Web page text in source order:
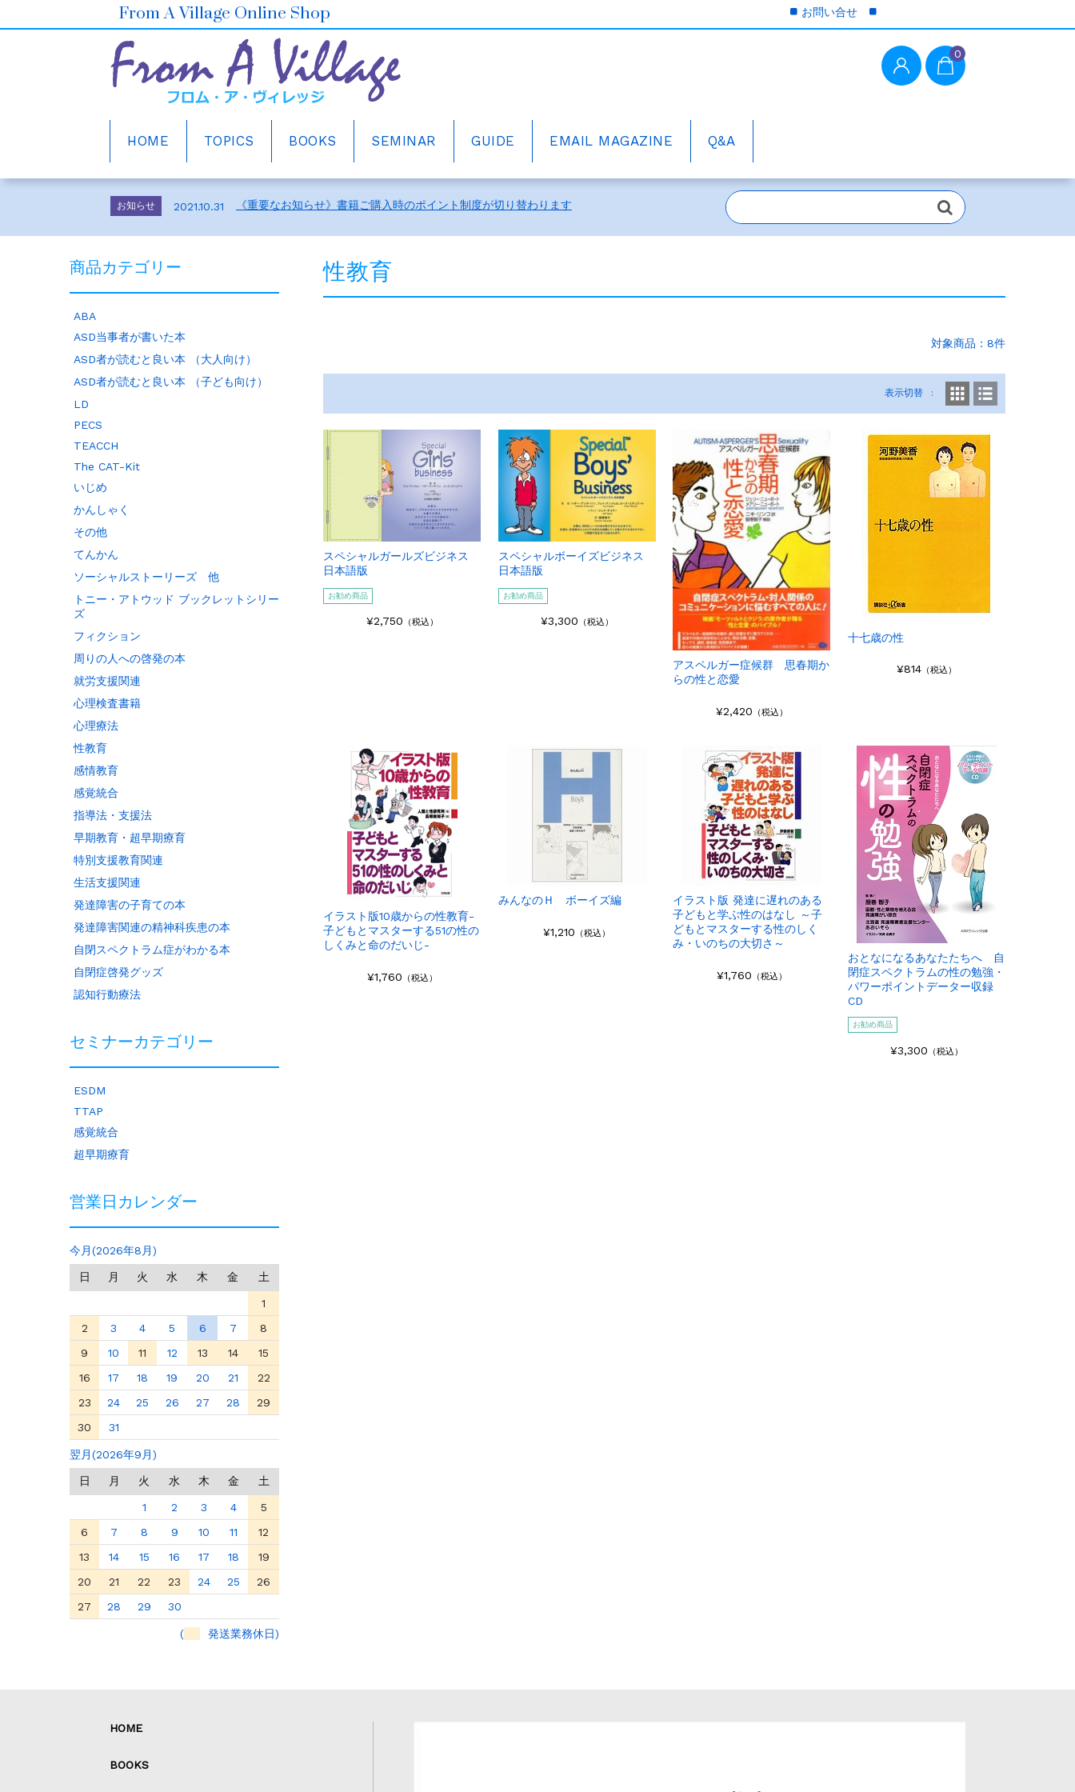
From A Village Online Shop
0
HOME TOPICS BOOKS SEMINAR GUIDE EMAIL MAGAZINE Q&A
お問い合せ
2021.10.30 ホームページをリニューアルしました。
2026年6月の売上ベスト5
お知らせ 2021.10.31 《重要なお知らせ》書籍ご購入時のポイント制度が切り替わります
お知らせ 2026.7.1 2026年6月の売上ベスト5
お知らせ 2021.10.31 《重要なお知らせ》書籍ご購入時のポイント制度が切り替わります
お知らせ 2021.10.30
性教育
対象商品：8件
表示切替
スペシャルガールズビジネス
日本語版
お勧め商品
¥2,750 （税込）
スペシャルボーイズビジネス
日本語版
お勧め商品
¥3,300 （税込）
アスペルガー症候群 思春期か
らの性と恋愛
¥2,420 （税込）
十七歳の性
¥814（税込）
イラスト版10歳からの性教育-
子どもとマスターする51の性の
しくみと命のだいじ-
¥1,760 （税込）
みんなのＨ ボーイズ編
¥1,210 （税込）
イラスト版 発達に遅れのある
子どもと学ぶ性のはなし ～子
どもとマスターする性のしく
み・いのちの大切さ～
¥1,760 （税込）
おとなになるあなたたちへ 自
閉症スペクトラムの性の勉強・
パワーポイントデーター収録
CD
お勧め商品
¥3,300 （税込）
商品カテゴリー
ABA
ASD当事者が書いた本
ASD者が読むと良い本 （大人向け）
ASD者が読むと良い本 （子ども向け）
LD
PECS
TEACCH
The CAT-Kit
いじめ
かんしゃく
その他
てんかん
ソーシャルストーリーズ 他
トニー・アトウッド ブックレットシリー
ズ
フィクション
周りの人への啓発の本
就労支援関連
心理検査書籍
心理療法
性教育
感情教育
感覚統合
指導法・支援法
早期教育・超早期療育
特別支援教育関連
生活支援関連
発達障害の子育ての本
発達障害関連の精神科疾患の本
自閉スペクトラム症がわかる本
自閉症啓発グッズ
認知行動療法
セミナーカテゴリー
ESDM
TTAP
感覚統合
超早期療育
営業日カレンダー
今月(2026年8月)
日 月 火 水 木 金 土
1
2
3 4 5 6 7
8
9
10 11 12 13 14
15
16
17 18 19 20 21
22
23
24 25 26 27 28
29
30
31
翌月(2026年9月)
日 月 火 水 木 金 土
1 2 3 4
5
6
7 8 9 10 11
12
13
14 15 16 17 18
19
20
21 22 23 24 25
26
27
28 29 30
( 発送業務休日)
HOME
BOOKS